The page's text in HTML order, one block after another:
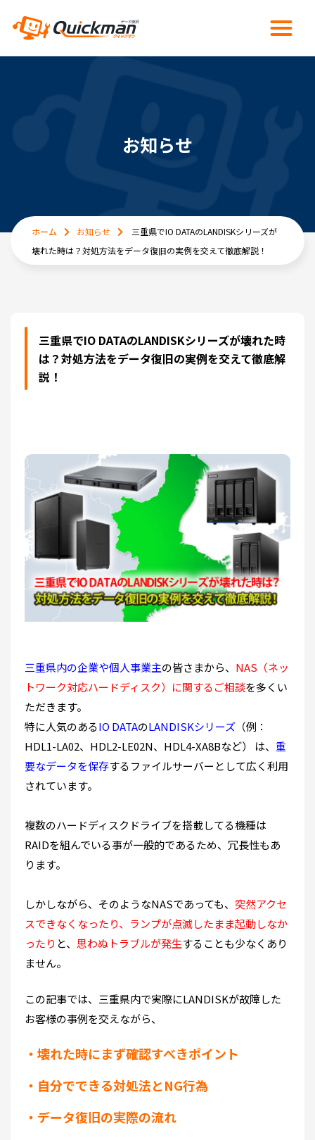
お知らせ
ホーム お知らせ
三重県でIO DATAのLANDISKシリーズが
壊れた時は？対処方法をデータ復旧の実例を交えて徹底解説！
三重県でIO DATAのLANDISKシリーズが壊れた時
は？対処方法をデータ復旧の実例を交えて徹底解
説！
三重県内の企業や個人事業主の皆さまから、 NAS（ネッ
トワーク対応ハードディスク）に関するご相談を多くい
ただきます。
特に人気のあるIO DATAのLANDISKシリーズ （例：
HDL1-LA02、HDL2-LE02N、HDL4-XA8Bなど） は、 重
要なデータを保存するファイルサーバーとして広く利用
されています。
複数のハードディスクドライブを搭載してる機種は
RAIDを組んでいる事が一般的であるため、冗長性もあ
ります。
しかしながら、そのようなNASであっても、 突然アクセ
スできなくなったり、ランプが点滅したまま起動しなか
ったり と、 思わぬトラブルが発生することも少なくあり
ません。
この記事では、三重県内で実際にLANDISKが故障した
お客様の事例を交えながら、
・壊れた時にまず確認すべきポイント
・自分でできる対処法とNG行為
・データ復旧の実際の流れ